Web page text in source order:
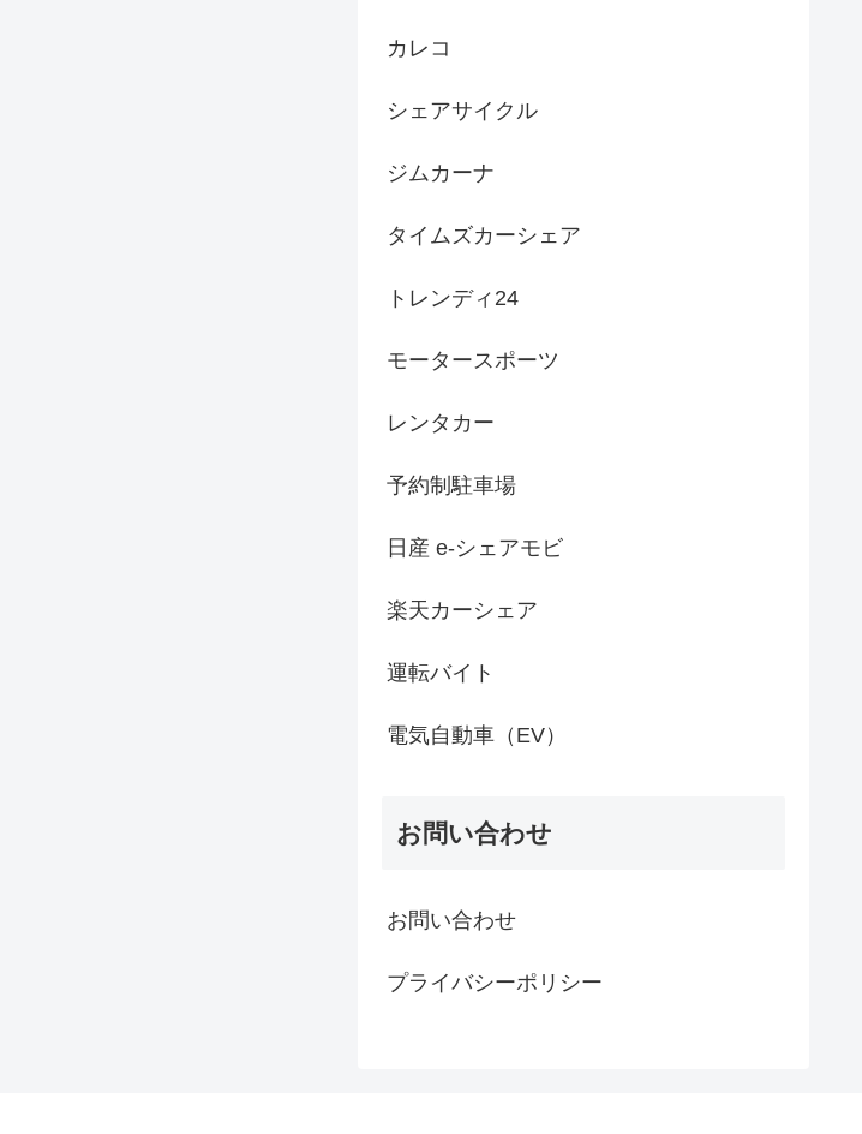
カレコ
シェアサイクル
ジムカーナ
タイムズカーシェア
トレンディ24
モータースポーツ
レンタカー
予約制駐車場
日産 e-シェアモビ
楽天カーシェア
運転バイト
電気自動車（EV）
お問い合わせ
お問い合わせ
プライバシーポリシー